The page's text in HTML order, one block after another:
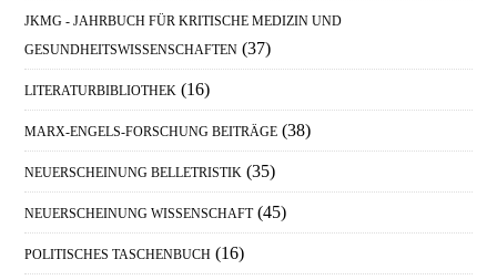
JKMG - JAHRBUCH FÜR KRITISCHE MEDIZIN UND
GESUNDHEITSWISSENSCHAFTEN (37)
LITERATURBIBLIOTHEK (16)
MARX-ENGELS-FORSCHUNG BEITRÄGE (38)
NEUERSCHEINUNG BELLETRISTIK (35)
NEUERSCHEINUNG WISSENSCHAFT (45)
POLITISCHES TASCHENBUCH (16)